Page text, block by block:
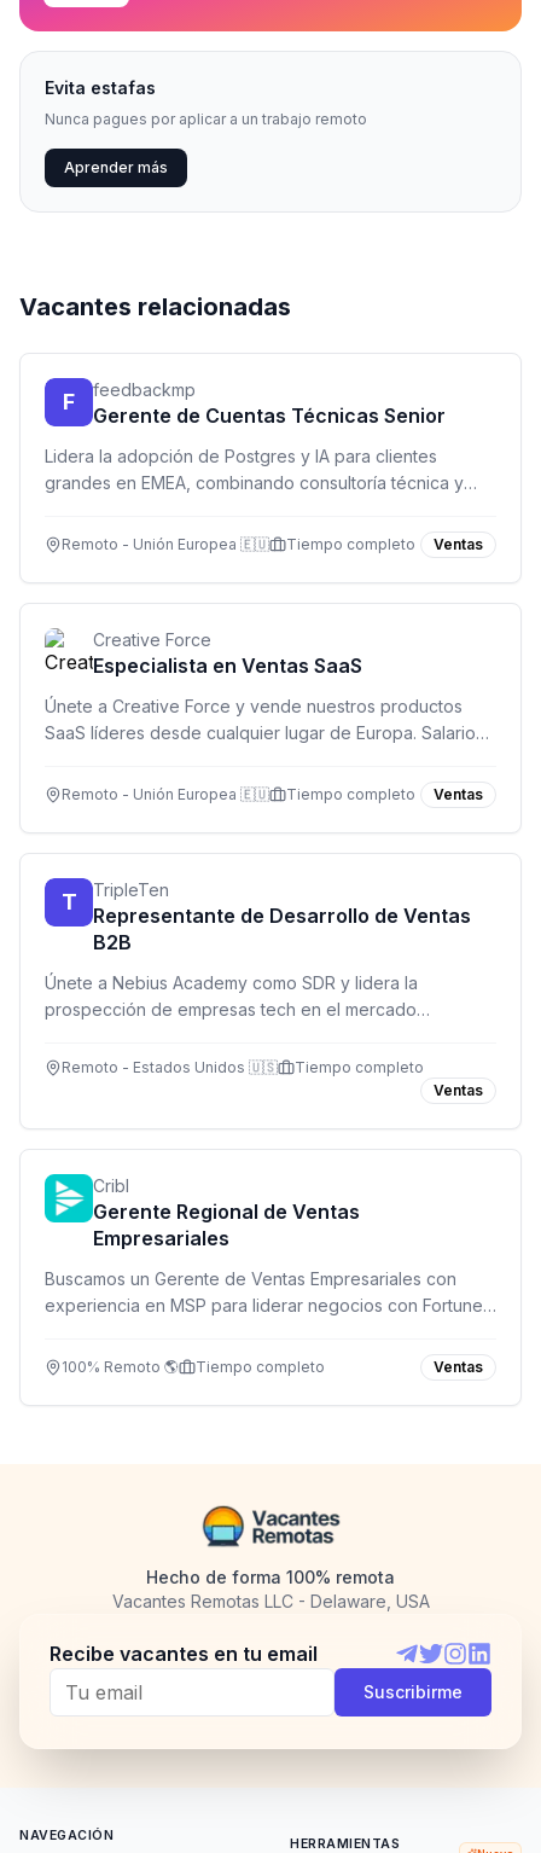
Evita estafas
Nunca pagues por aplicar a un trabajo remoto
Aprender más
Vacantes relacionadas
F feedbackmp
Gerente de Cuentas Técnicas Senior
Lidera la adopción de Postgres y IA para clientes
grandes en EMEA, combinando consultoría técnica y
Remoto - Unión Europea 🇪🇺 Tiempo completo Ventas
Creative Force
Especialista en Ventas SaaS
Únete a Creative Force y vende nuestros productos
SaaS líderes desde cualquier lugar de Europa. Salario
Remoto - Unión Europea 🇪🇺 Tiempo completo Ventas
T TripleTen
Representante de Desarrollo de Ventas
B2B
Únete a Nebius Academy como SDR y lidera la
prospección de empresas tech en el mercado
remoto.
Remoto - Estados Unidos 🇺🇸
Tiempo completo
Ventas
Cribl
Gerente Regional de Ventas
Empresariales
Buscamos un Gerente de Ventas Empresariales con
experiencia en MSP para liderar negocios con Fortune
100% Remoto 🌎 Tiempo completo Ventas
Hecho de forma 100% remota
Vacantes Remotas LLC - Delaware, USA
Recibe vacantes en tu email
Telegram
TwitterInstagram
Suscribirme
NAVEGACIÓN
HERRAMIENTAS